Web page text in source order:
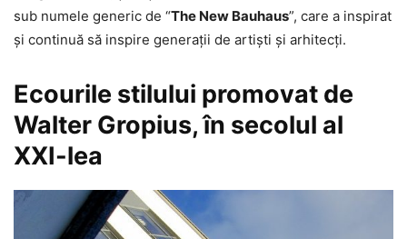
sub numele generic de “The New Bauhaus”, care a inspirat
şi continuă să inspire generaţii de artişti şi arhitecţi.
Ecourile stilului promovat de
Walter Gropius, în secolul al
XXI-lea